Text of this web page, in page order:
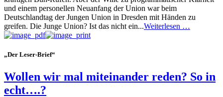
und einem personellen Neuanfang der Union war beim
Deutschlandtag der Jungen Union in Dresden mit Händen zu
greifen. Die Junge Union? Ist das nicht ein...Weiterlesen …
„Der Leser-Brief“
Wollen wir mal miteinander reden? So in
echt….?